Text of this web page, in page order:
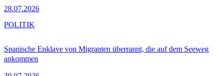
28.07.2026
Spanische Enklave von Migranten überrannt, die auf dem Seeweg
ankommen
POLITIK